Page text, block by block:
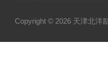
Copyright © 2026 天津北洋